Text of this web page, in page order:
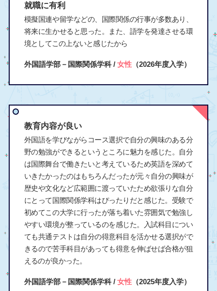
就職に有利
模擬国連や留学などの、国際関係の行事が多数あり、
将来に生かせると思った。また、語学を発達させる環
境としてこの上ないと感じたから
外国語学部－国際関係学科 / 女性（2026年度入学）
教育内容が良い
外国語を学びながらコース選択で自分の興味のある分
野の勉強ができるというところに魅力を感じた。自分
は国際舞台で働きたいと考えているため英語を深めて
いきたかったのはもちろんだったが元々自分の興味が
歴史や文化など広範囲に渡っていたため欲張りな自分
にとって国際関係学科はぴったりだと感じた。受験で
初めてこの大学に行ったが落ち着いた雰囲気で勉強し
やすい環境が整っているのを感じた。入試科目につい
ても共通テストは自分の得意科目を活かせる選択がで
きるので苦手科目があっても得意を伸ばせば合格が狙
えるのが良かった。
外国語学部－国際関係学科 / 女性（2025年度入学）